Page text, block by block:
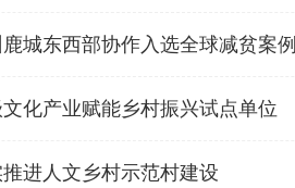
城东西部协作入选全球减贫案例
化产业赋能乡村振兴试点单位
进人文乡村示范村建设